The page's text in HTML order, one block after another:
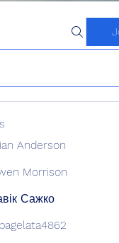
Anderson
Morrison
Сажко